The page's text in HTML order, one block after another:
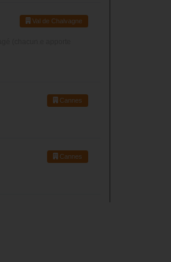
Val de Chalvagne
Cannes
Cannes